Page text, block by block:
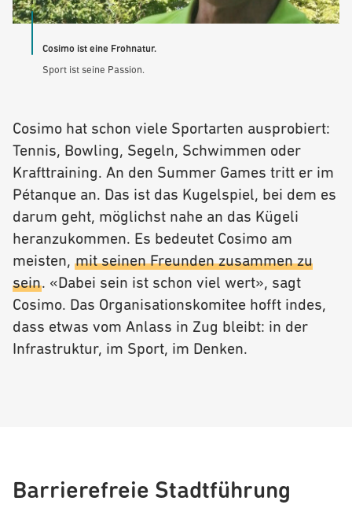
Cosimo ist eine Frohnatur.
Sport ist seine Passion.
Cosimo hat schon viele Sportarten ausprobiert:
Tennis, Bowling, Segeln, Schwimmen oder
Krafttraining. An den Summer Games tritt er im
Pétanque an. Das ist das Kugelspiel, bei dem es
darum geht, möglichst nahe an das Kügeli
heranzukommen. Es bedeutet Cosimo am
meisten, mit seinen Freunden zusammen zu
sein. «Dabei sein ist schon viel wert», sagt
Cosimo. Das Organisationskomitee hofft indes,
dass etwas vom Anlass in Zug bleibt: in der
Infrastruktur, im Sport, im Denken.
Barrierefreie Stadtführung